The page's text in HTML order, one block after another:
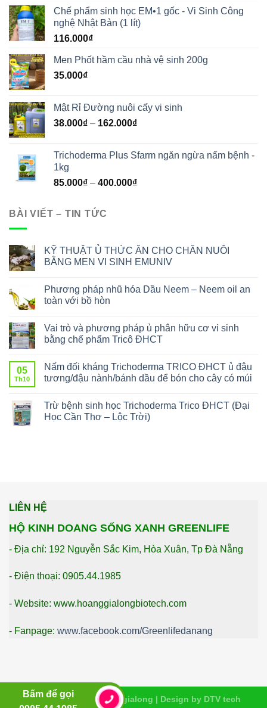
Chế phẩm sinh học EM•1 gốc - Vi Sinh Công
nghệ Nhật Bản (1 lít)
116.000₫
Men Phốt hầm cầu nhà vệ sinh 200g
35.000₫
Mật Rỉ Đường nuôi cấy vi sinh
38.000₫ – 162.000₫
Trichoderma Plus Sfarm ngăn ngừa nấm bệnh -
1kg
85.000₫ – 400.000₫
BÀI VIẾT – TIN TỨC
KỸ THUẬT Ủ THỨC ĂN CHO CHĂN NUÔI
BẰNG MEN VI SINH EMUNIV
Phương pháp nhũ hóa Dầu Neem – Neem oil an
toàn với bồ hòn
Vai trò và phương pháp ủ phân hữu cơ vi sinh
bằng chế phẩm Tricô ĐHCT
05
Th10
Nấm đối kháng Trichoderma TRICO ĐHCT ủ đậu
tương/đậu nành/bánh dầu để bón cho cây có múi
Trừ bệnh sinh học Trichoderma Trico ĐHCT (Đại
Học Cần Thơ – Lộc Trời)
LIÊN HỆ
HỘ KINH DOANG SỐNG XANH GREENLIFE
- Địa chỉ: 192 Nguyễn Sắc Kim, Hòa Xuân, Tp Đà Nẵng
- Điện thoại: 0905.44.1985
- Website: www.hoanggialongbiotech.com
- Fanpage: www.facebook.com/Greenlifedanang
Copyright 2026 © Hoanggialong | Design by DTV tech
Bấm để gọi